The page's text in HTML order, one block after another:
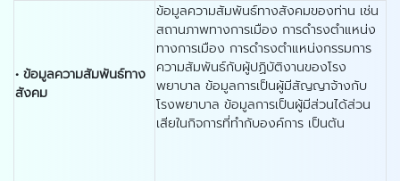
• ข้อมูลความสัมพันธ์ทาง
สังคม
ข้อมูลความสัมพันธ์ทางสังคมของท่าน เช่น
สถานภาพทางการเมือง การดำรงตำแหน่ง
ทางการเมือง การดำรงตำแหน่งกรรมการ
ความสัมพันธ์กับผู้ปฏิบัติงานของโรง
พยาบาล ข้อมูลการเป็นผู้มีสัญญาจ้างกับ
โรงพยาบาล ข้อมูลการเป็นผู้มีส่วนได้ส่วน
เสียในกิจการที่ทำกับองค์การ เป็นต้น